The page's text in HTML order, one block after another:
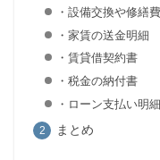
・設備交換や修繕
・家賃の送金明細
・賃貸借契約書
・税金の納付書
・ローン支払い明
まとめ